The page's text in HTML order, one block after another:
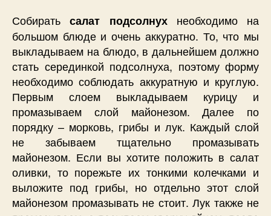
Собиратьсалат подсолнухнеобходимо на
большом блюде и очень аккуратно. То, что мы
выкладываем на блюдо, в дальнейшем должно
стать серединкой подсолнуха, поэтому форму
необходимо соблюдать аккуратную и круглую.
Первым слоем выкладываем курицу и
промазываем слой майонезом. Далее по
порядку – морковь, грибы и лук. Каждый слой
не забываем тщательно промазывать
майонезом. Если вы хотите положить в салат
оливки, то порежьте их тонкими колечками и
выложите под грибы, но отдельно этот слой
майонезом промазывать не стоит. Лук также не